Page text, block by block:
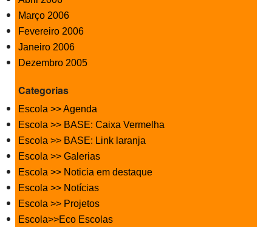
Março 2006
Fevereiro 2006
Janeiro 2006
Dezembro 2005
Categorias
Escola >> Agenda
Escola >> BASE: Caixa Vermelha
Escola >> BASE: Link laranja
Escola >> Galerias
Escola >> Noticia em destaque
Escola >> Notícias
Escola >> Projetos
Escola>>Eco Escolas